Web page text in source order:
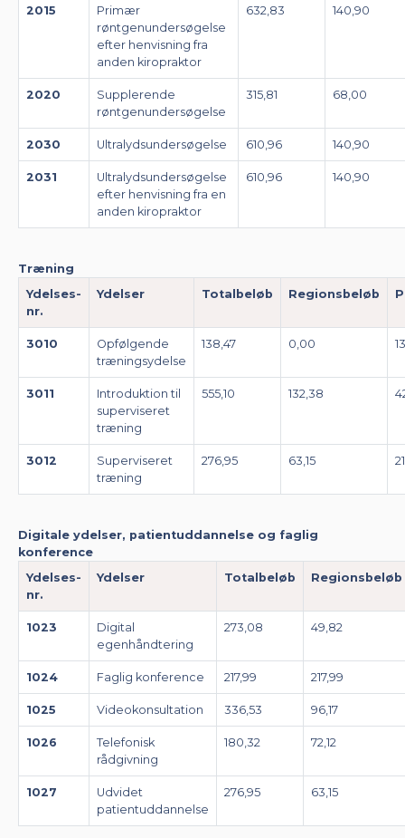
2015
Primær
røntgenundersøgelse
efter henvisning fra
anden kiropraktor
632,83 140,90
2020
Supplerende
røntgenundersøgelse
315,81 68,00
2030 Ultralydsundersøgelse 610,96 140,90
2031
Ultralydsundersøgelse
efter henvisning fra en
anden kiropraktor
610,96 140,90
Træning
Ydelses-
nr.
Ydelser Totalbeløb Regionsbeløb
3010
Opfølgende
træningsydelse
138,47 0,00
3011
Introduktion til
superviseret
træning
555,10 132,38
3012
Superviseret
træning
276,95 63,15
Digitale ydelser, patientuddannelse og faglig
konference
Ydelses-
nr.
Ydelser Totalbeløb Regionsbeløb
1023
Digital
egenhåndtering
273,08 49,82
1024 Faglig konference 217,99 217,99
1025 Videokonsultation 336,53 96,17
1026
Telefonisk
rådgivning
180,32 72,12
1027
Udvidet
patientuddannelse
276,95 63,15